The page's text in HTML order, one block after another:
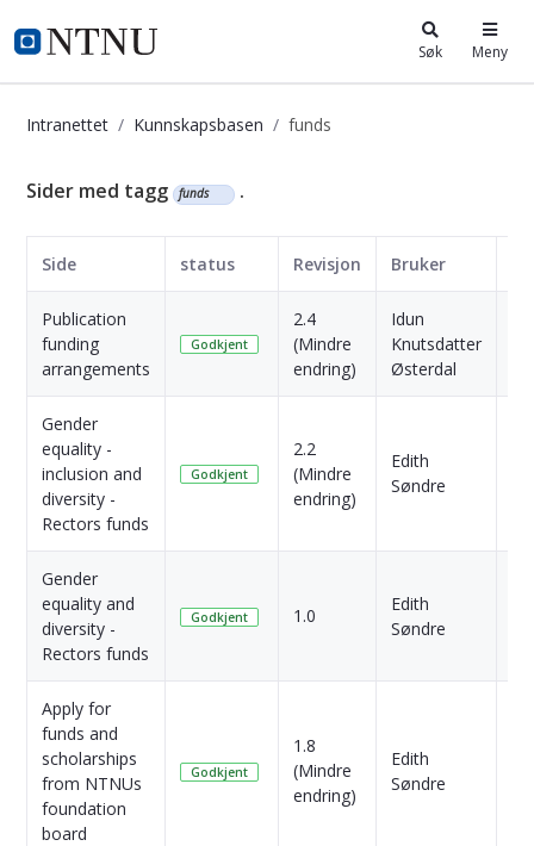
i.ntnu.no Søk Meny
Intranettet Kunnskapsbasen funds
Kunnskapsbasen
Sider med tagg funds .
Side status Revisjon Bruker
Publication
funding
arrangements
Godkjent
2.4
(Mindre
endring)
Idun
Knutsdatter
Østerdal
Gender
equality -
inclusion and
diversity -
Rectors funds
Godkjent
2.2
(Mindre
endring)
Edith
Søndre
Gender
equality and
diversity -
Rectors funds
Godkjent 1.0
Edith
Søndre
Apply for
funds and
scholarships
from NTNUs
foundation
board
Godkjent
1.8
(Mindre
endring)
Edith
Søndre